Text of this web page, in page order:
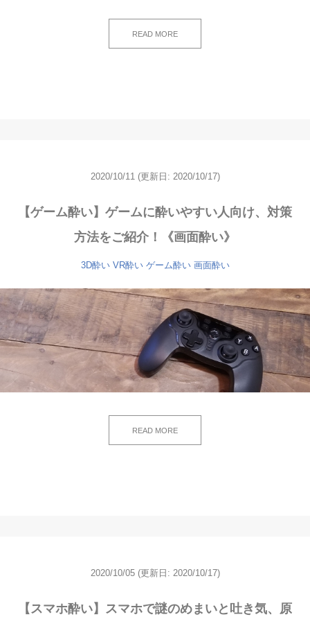
READ MORE
2020/10/11 (更新日: 2020/10/17)
【ゲーム酔い】ゲームに酔いやすい人向け、対策
方法をご紹介！《画面酔い》
3D酔い VR酔い ゲーム酔い 画面酔い
READ MORE
2020/10/05 (更新日: 2020/10/17)
【スマホ酔い】スマホで謎のめまいと吐き気、原